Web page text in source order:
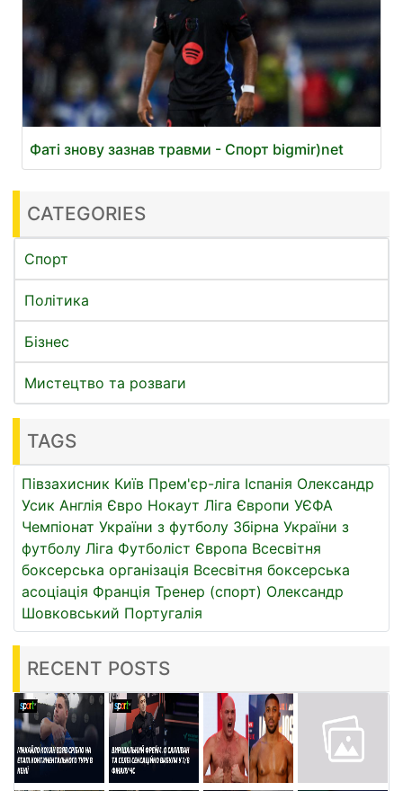
Фаті знову зазнав травми - Спорт bigmir)net
CATEGORIES
Спорт
Політика
Бізнес
Мистецтво та розваги
TAGS
Півзахисник Київ Прем'єр-ліга Іспанія Олександр
Усик Англія Євро Нокаут Ліга Європи УЄФА
Чемпіонат України з футболу Збірна України з
футболу Ліга Футболіст Європа Всесвітня
боксерська організація Всесвітня боксерська
асоціація Франція Тренер (спорт) Олександр
Шовковський Португалія
RECENT POSTS